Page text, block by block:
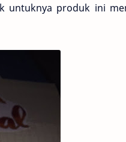
untuknya produk ini